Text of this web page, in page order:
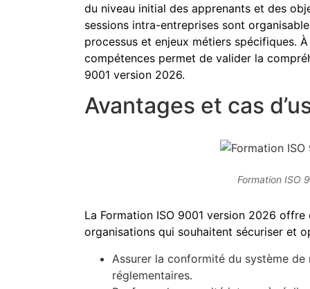
du niveau initial des apprenants et des
sessions intra-entreprises sont
processus et enjeux métiers spécifiques.
compétences permet de valider la
9001 version 2026.
Avantages et cas
Formation ISO
La Formation ISO 9001 version 2026
organisations qui souhaitent sécuriser et
Assurer la conformité du système
réglementaires.